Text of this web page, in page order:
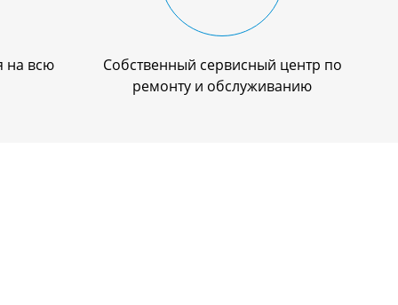
на всю
Собственный сервисный центр по
ремонту и обслуживанию